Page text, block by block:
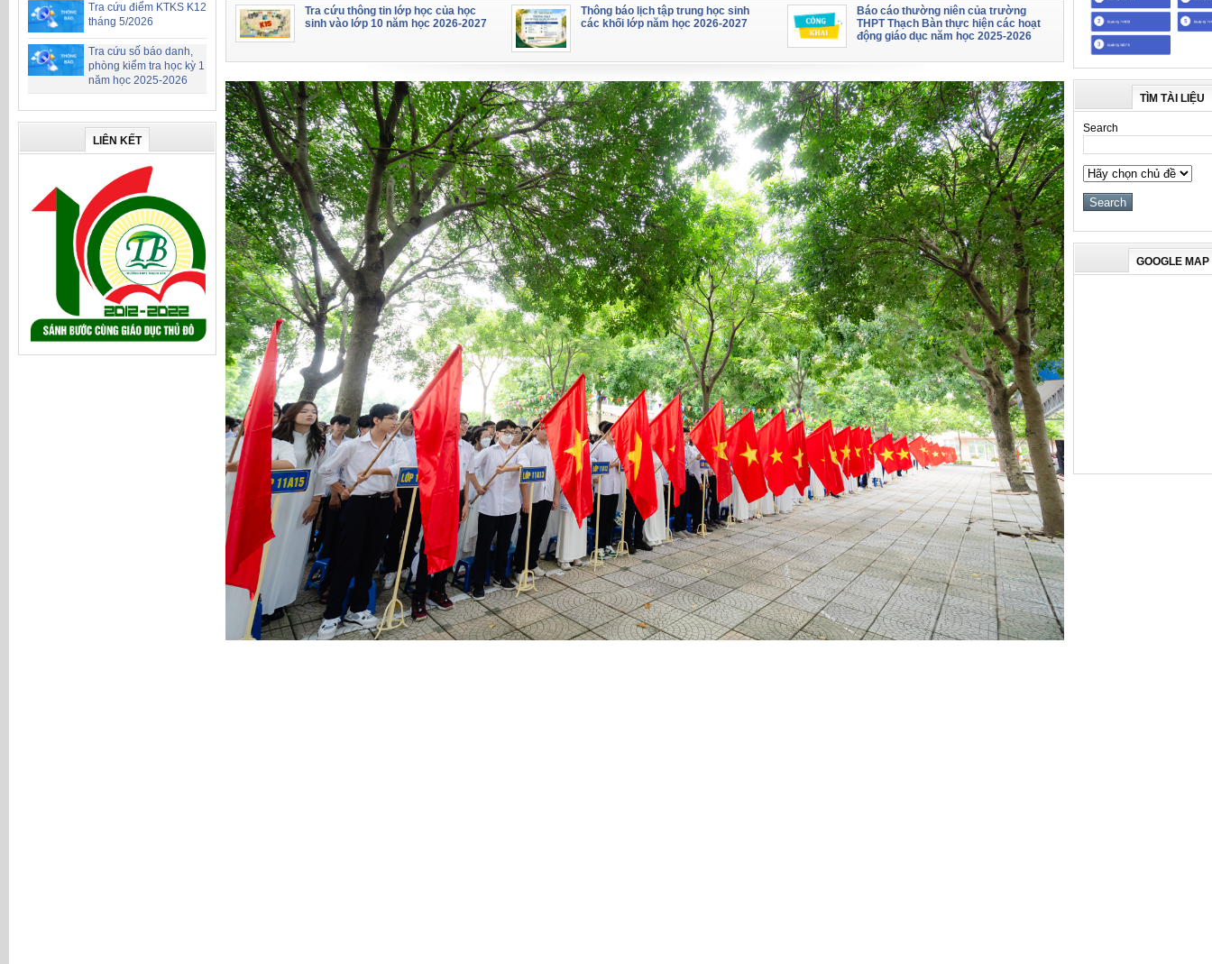
Tra cứu điểm KTKS K12
tháng 5/2026
Tra cứu số báo danh,
phòng kiểm tra học kỳ 1
năm học 2025-2026
LIÊN KẾT
Tra cứu thông tin lớp học của học
sinh vào lớp 10 năm học 2026-2027
Thông báo lịch tập trung học sinh
các khối lớp năm học 2026-2027
Báo cáo thường niên của trường
THPT Thạch Bàn thực hiện các hoạt
động giáo dục năm học 2025-2026
TÌM TÀI LIỆU
Search
GOOGLE MAP